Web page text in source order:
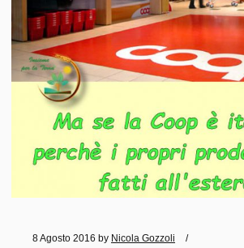
8 Agosto 2016 by Nicola Gozzoli